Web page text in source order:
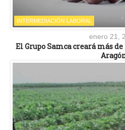
INTERMEDIACIÓN LABORAL
enero 21,
El Grupo Samca creará más